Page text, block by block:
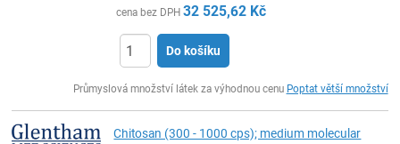
cena bez DPH 32 525,62 Kč
Do košíku
Průmyslová množství látek za výhodnou cenu Poptat větší množství
Chitosan (300 - 1000 cps); medium molecular